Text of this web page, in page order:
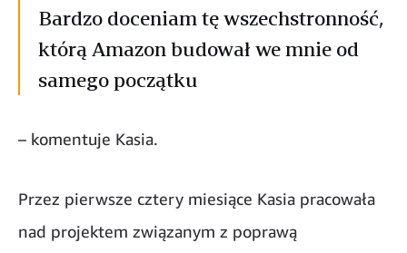
Bardzo doceniam tę wszechstronność,
którą Amazon budował we mnie od
samego początku
– komentuje Kasia.
Przez pierwsze cztery miesiące Kasia pracowała
nad projektem związanym z poprawą